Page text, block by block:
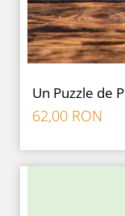
Un Puzzle de
62,00 RON